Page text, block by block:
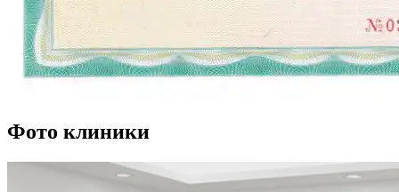
Фото клиники